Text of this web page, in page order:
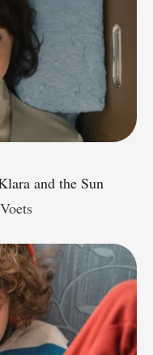
and the Sun